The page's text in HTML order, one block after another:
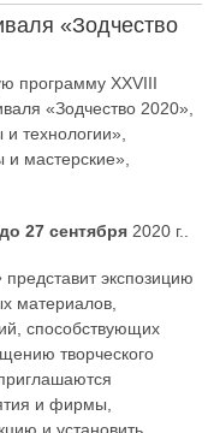
«Зодчество
программу XXVIII
«Зодчество 2020»,
технологии»,
и мастерские»,
до 27 сентября 2020 г..
представит экспозицию
материалов,
способствующих
творческого
и фирмы,